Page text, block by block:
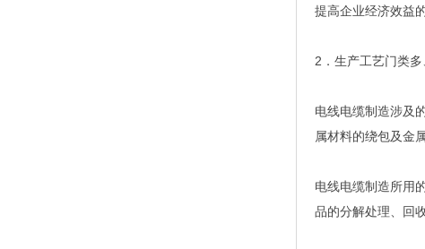
提高企业经济效益
2．生产工艺门类
电线电缆制造涉及
属材料的绕包及金
电线电缆制造所用
品的分解处理、回